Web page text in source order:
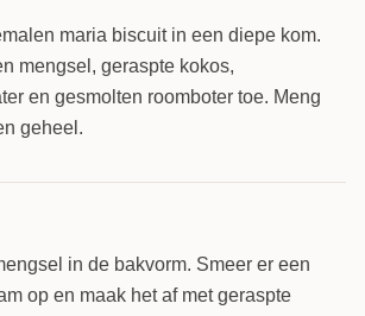
maria biscuit in een diepe kom.
mengsel, geraspte kokos,
en gesmolten roomboter toe. Meng
geheel.
in de bakvorm. Smeer er een
op en maak het af met geraspte